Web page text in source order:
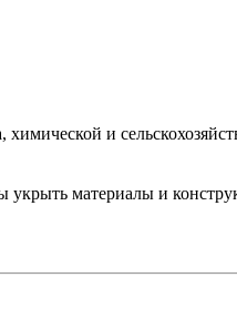
и
укрыть материалы и